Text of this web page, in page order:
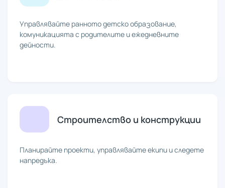
Управлявайте ранното детско образование,
комуникацията с родителите и ежедневните
дейности.
Строителство и конструкции
Планирайте проекти, управлявайте екипи и следете
напредъка.